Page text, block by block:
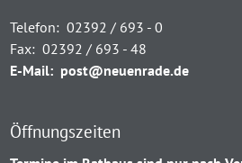
Telefon: 02392 / 693 - 0
Fax: 02392 / 693 - 48
E-Mail: post@neuenrade.de
Öffnungszeiten